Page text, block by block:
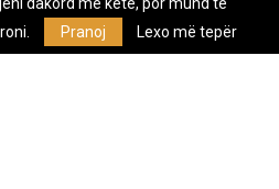
Policy
e pavarur, e themeluar në vitin
Pranoj Lexo më tepër